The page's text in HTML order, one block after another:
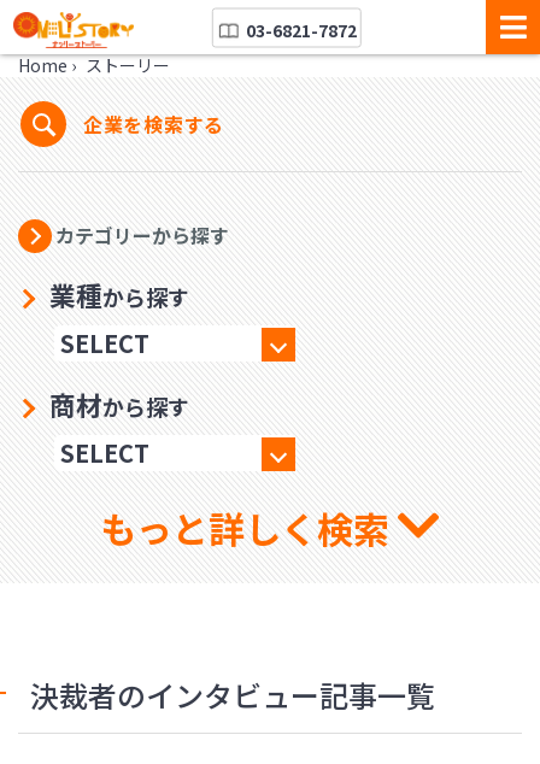
03-6821-7872
Home › ストーリー
企業を検索する
カテゴリーから探す
業種から探す
商材から探す
もっと詳しく検索
決裁者のインタビュー記事一覧